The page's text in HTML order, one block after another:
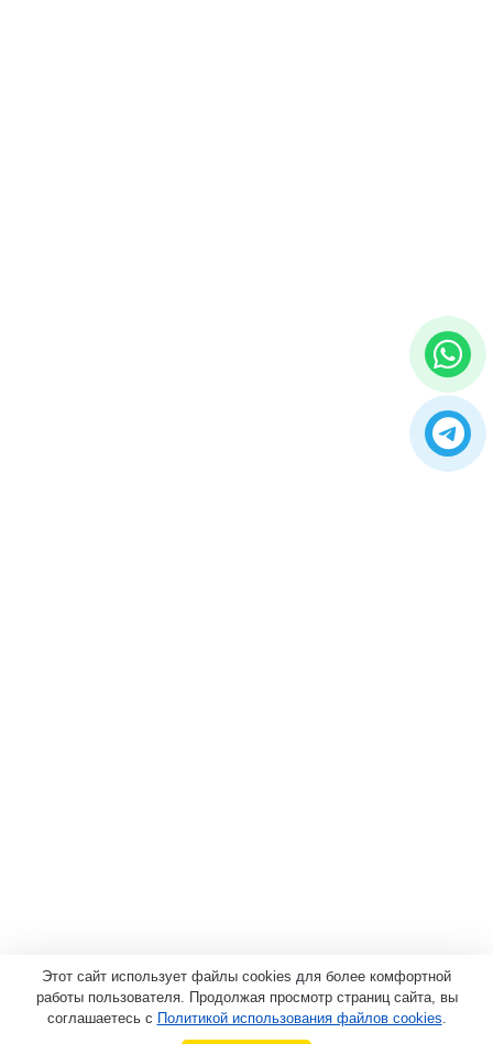
Этот сайт использует файлы cookies для более комфортной
работы пользователя. Продолжая просмотр страниц сайта, вы
соглашаетесь с Политикой использования файлов cookies.